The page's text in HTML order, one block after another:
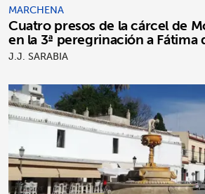
MARCHENA
Cuatro presos de la cárcel de
en la 3ª peregrinación a
J.J. SARABIA